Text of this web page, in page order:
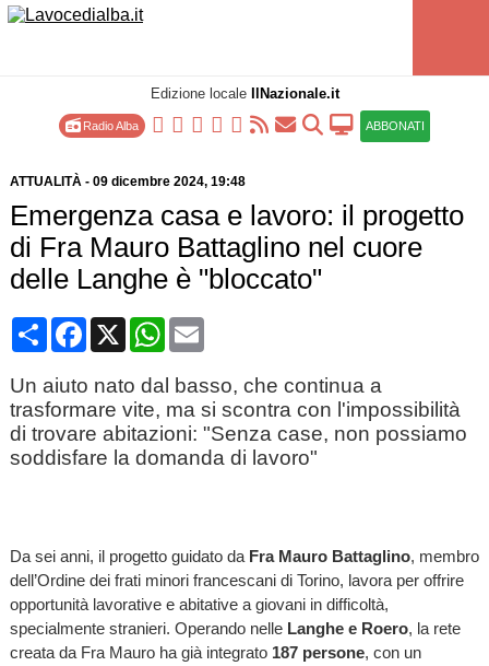
Edizione locale IlNazionale.it
Radio Alba ABBONATI
ATTUALITÀ- 09 dicembre 2024, 19:48
Emergenza casa e lavoro: il progetto
di Fra Mauro Battaglino nel cuore
delle Langhe è "bloccato"
CondividiFacebook
X WhatsApp
Email
Un aiuto nato dal basso, che continua a
trasformare vite, ma si scontra con l'impossibilità
di trovare abitazioni: "Senza case, non possiamo
soddisfare la domanda di lavoro"
Da sei anni, il progetto guidato da Fra Mauro Battaglino, membro
dell’Ordine dei frati minori francescani di Torino, lavora per offrire
opportunità lavorative e abitative a giovani in difficoltà,
specialmente stranieri. Operando nelle Langhe e Roero, la rete
creata da Fra Mauro ha già integrato 187 persone, con un